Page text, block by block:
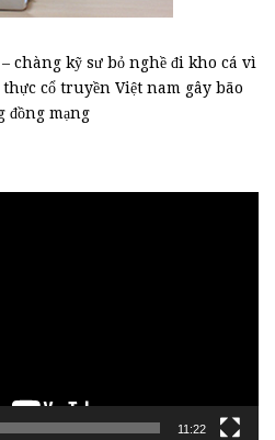
chàng kỹ sư bỏ nghề đi kho cá vì
cổ truyền Việt nam gây bão
đồng mạng
11:22